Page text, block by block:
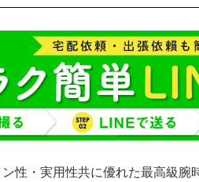
性・実用性共に優れた最高級腕